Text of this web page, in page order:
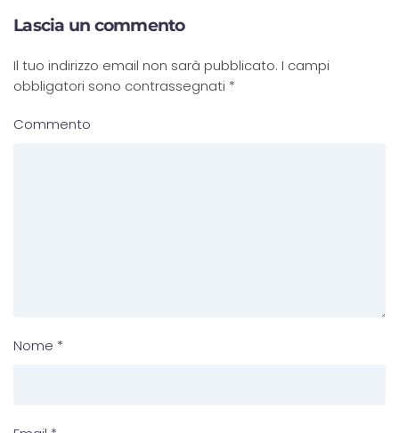
Lascia un commento
Il tuo indirizzo email non sarà pubblicato. I campi
obbligatori sono contrassegnati *
Commento
Nome *